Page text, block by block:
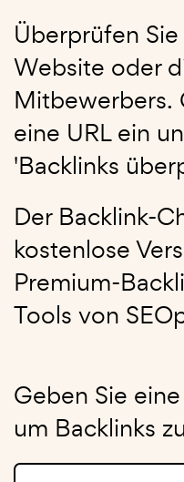
Überprüfen
Website oder
Mitbewerbers.
eine URL ein
'Backlinks
Der Backlink-
kostenlose
Premium-
Tools von
Geben Sie
um Backlinks